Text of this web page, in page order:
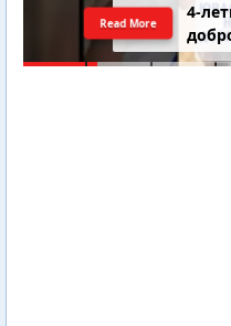
4-
Read More